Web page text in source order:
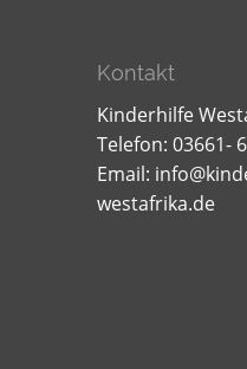
Kontakt
Kinderhilfe
Telefon: 03661-
Email:
westafrika.de